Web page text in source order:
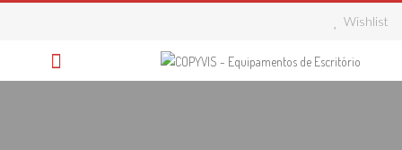
Wishlist